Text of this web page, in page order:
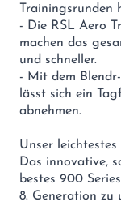
Trainingsrunden
- Die RSL Aero
machen das
und schneller.
- Mit dem
lässt sich ein
abnehmen.
Unser
Das innovative,
bestes 900
8. Generation zu